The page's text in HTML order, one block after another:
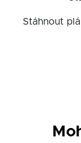
Stáhnout